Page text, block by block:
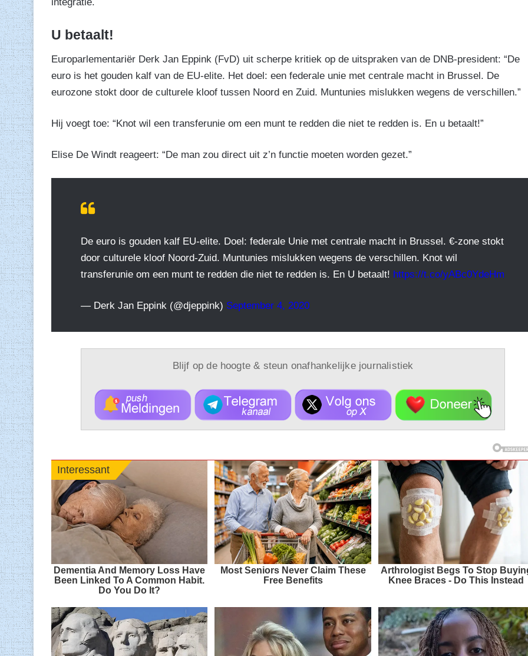
integratie.
U betaalt!
Europarlementariër Derk Jan Eppink (FvD) uit scherpe kritiek op de uitspraken van de DNB-president: “De
euro is het gouden kalf van de EU-elite. Het doel: een federale unie met centrale macht in Brussel. De
eurozone stokt door de culturele kloof tussen Noord en Zuid. Muntunies mislukken wegens de verschillen.”
Hij voegt toe: “Knot wil een transferunie om een munt te redden die niet te redden is. En u betaalt!”
Elise De Windt reageert: “De man zou direct uit z’n functie moeten worden gezet.”
De euro is gouden kalf EU-elite. Doel: federale Unie met centrale macht in Brussel. €-zone stokt
door culturele kloof Noord-Zuid. Muntunies mislukken wegens de verschillen. Knot wil
transferunie om een munt te redden die niet te redden is. En U betaalt! https://t.co/yABc0YdeHm
— Derk Jan Eppink (@djeppink) September 4, 2020
Blijf op de hoogte & steun onafhankelijke journalistiek
Interessant
Dementia And Memory Loss Have
Been Linked To A Common Habit.
Do You Do It?
Most Seniors Never Claim These
Free Benefits
Arthrologist Begs To Stop
Knee Braces - Do This Instead